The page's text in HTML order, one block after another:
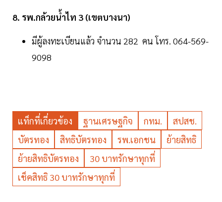
8. รพ.กล้วยน้ำไท 3 (เขตบางนา)
มีผู้ลงทะเบียนแล้ว จำนวน 282 คน โทร. 064-569-
9098
แท็กที่เกี่ยวข้อง ฐานเศรษฐกิจ กทม.
สปสช.
บัตรทอง
สิทธิบัตรทอง รพ.เอกชน
ย้ายสิทธิ
ย้ายสิทธิบัตรทอง
30 บาทรักษาทุกที่
เช็คสิทธิ 30 บาทรักษาทุกที่